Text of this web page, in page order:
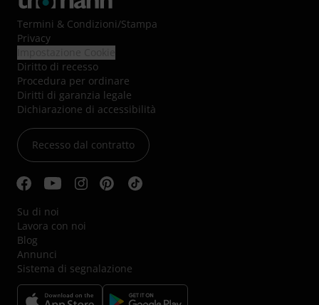
Termini & Condizioni/Stampa
Privacy
Diritto di recesso
Procedura per ordinare
Diritti di garanzia legale
Dichiarazione di accessibilità
Recesso dal contratto
Su di noi
Lavora con noi
Blog
Annunci
Sistema di segnalazione